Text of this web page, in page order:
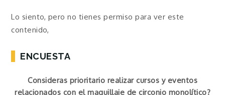
Lo siento, pero no tienes permiso para ver este
contenido,
ENCUESTA
Consideras prioritario realizar cursos y eventos
relacionados con el maquillaje de circonio monolítico?